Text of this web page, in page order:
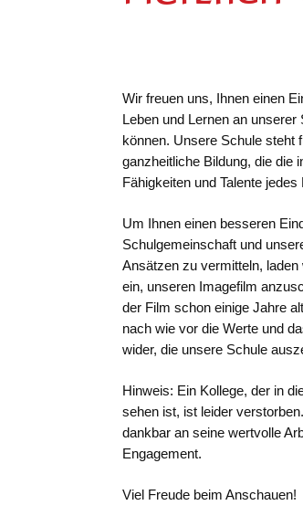
Wir freuen uns, Ihnen einen
Leben und Lernen an unserer
können. Unsere Schule steht
ganzheitliche Bildung, die die
Fähigkeiten und Talente jedes
Um Ihnen einen besseren
Schulgemeinschaft und
Ansätzen zu vermitteln, laden
ein, unseren Imagefilm
der Film schon einige Jahre
nach wie vor die Werte und
wider, die unsere Schule
Hinweis: Ein Kollege, der in
sehen ist, ist leider
dankbar an seine wertvolle
Engagement.
Viel Freude beim Anschauen!